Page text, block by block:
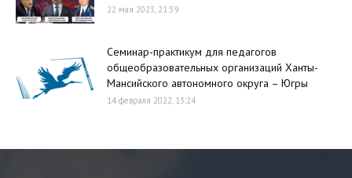
22 мая 2023, 21:39
Семинар-практикум для педагогов
общеобразовательных организаций Ханты-
Мансийского автономного округа – Югры
14 февраля 2022, 13:24